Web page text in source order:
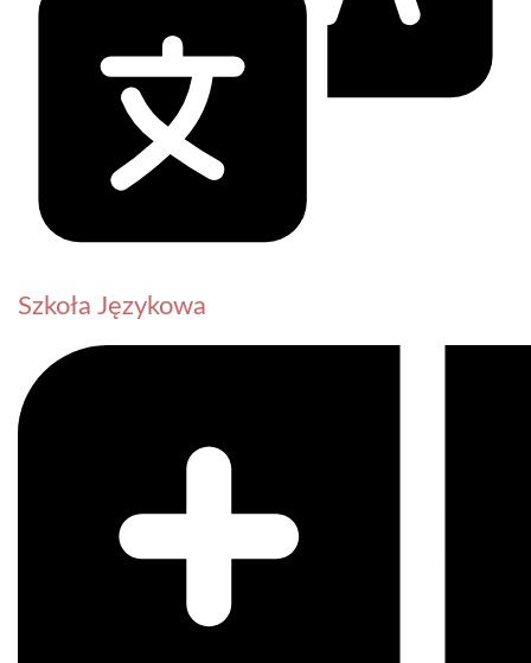
Szkoła Językowa